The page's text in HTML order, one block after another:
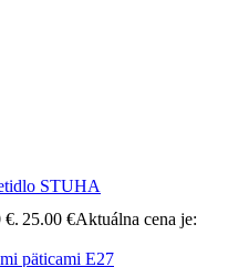
STUHA
€. 25.00 €Aktuálna cena je: